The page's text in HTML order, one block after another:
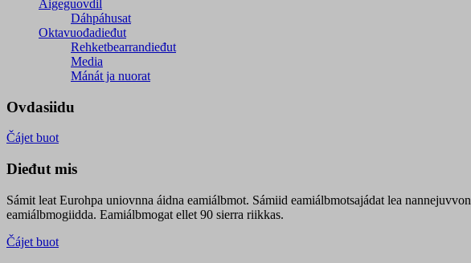
Áigeguovdil
Dáhpáhusat
Oktavuođadieđut
Rehketbearrandieđut
Media
Mánát ja nuorat
Ovdasiidu
Čájet buot
Dieđut mis
Sámit leat Eurohpa uniovnna áidna eamiálbmot. Sámiid eamiálbmotsajádat lea nannejuvvon
eamiálbmogiidda. Eamiálbmogat ellet 90 sierra riikkas.
Čájet buot